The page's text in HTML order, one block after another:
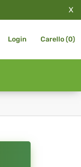
X
Login Carello (0)